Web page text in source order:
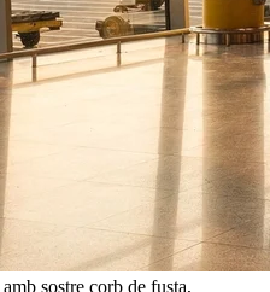
sostre corb de fusta,